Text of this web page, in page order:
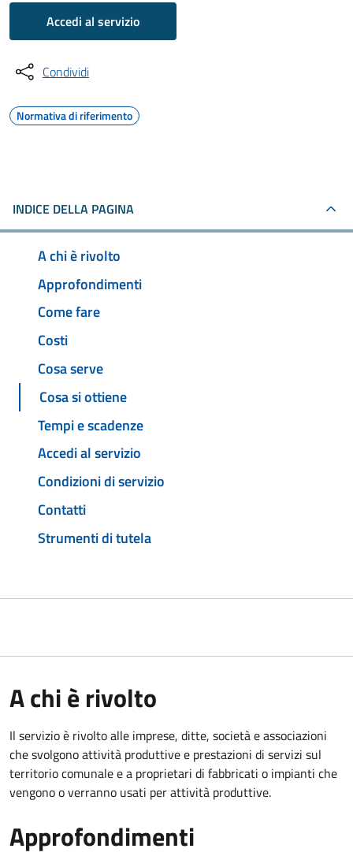
Accedi al servizio
Condividi
Normativa di riferimento
INDICE DELLA PAGINA
A chi è rivolto
Approfondimenti
Come fare
Costi
Cosa serve
Cosa si ottiene
Tempi e scadenze
Accedi al servizio
Condizioni di servizio
Contatti
Strumenti di tutela
A chi è rivolto
Il servizio è rivolto alle imprese, ditte, società e associazioni
che svolgono attività produttive e prestazioni di servizi sul
territorio comunale e a proprietari di fabbricati o impianti che
vengono o verranno usati per attività produttive.
Approfondimenti